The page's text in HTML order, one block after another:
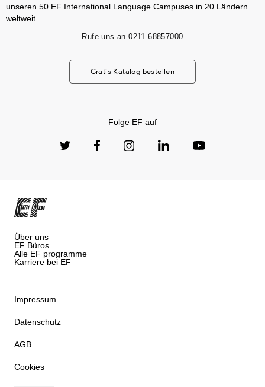
unseren 50 EF International Language Campuses in 20 Ländern
weltweit.
Rufe uns an 0211 68857000
Gratis Katalog bestellen
Folge EF auf
Über uns
EF Büros
Alle EF programme
Karriere bei EF
Impressum
Datenschutz
AGB
Cookies